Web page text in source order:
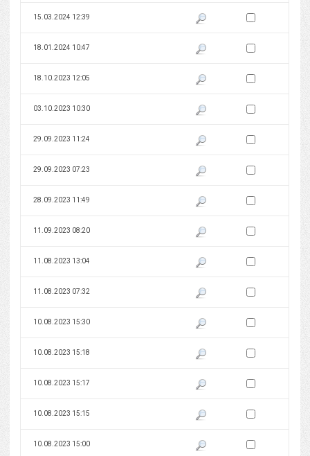
15.03.2024 12:39 Pokaż podgląd wersji z dnia
Zaznacz wersję do
18.01.2024 10:47 Pokaż podgląd wersji z dnia
Zaznacz wersję do
18.10.2023 12:05 Pokaż podgląd wersji z dnia
Zaznacz wersję do
03.10.2023 10:30 Pokaż podgląd wersji z dnia
Zaznacz wersję do
29.09.2023 11:24 Pokaż podgląd wersji z dnia
Zaznacz wersję do
29.09.2023 07:23 Pokaż podgląd wersji z dnia
Zaznacz wersję do
28.09.2023 11:49 Pokaż podgląd wersji z dnia
Zaznacz wersję do
11.09.2023 08:20 Pokaż podgląd wersji z dnia
Zaznacz wersję do
11.08.2023 13:04 Pokaż podgląd wersji z dnia
Zaznacz wersję do
11.08.2023 07:32 Pokaż podgląd wersji z dnia
Zaznacz wersję do
10.08.2023 15:30 Pokaż podgląd wersji z dnia
Zaznacz wersję do
10.08.2023 15:18 Pokaż podgląd wersji z dnia
Zaznacz wersję do
10.08.2023 15:17 Pokaż podgląd wersji z dnia
Zaznacz wersję do
10.08.2023 15:15 Pokaż podgląd wersji z dnia
Zaznacz wersję do
10.08.2023 15:00 Pokaż podgląd wersji z dnia
Zaznacz wersję do